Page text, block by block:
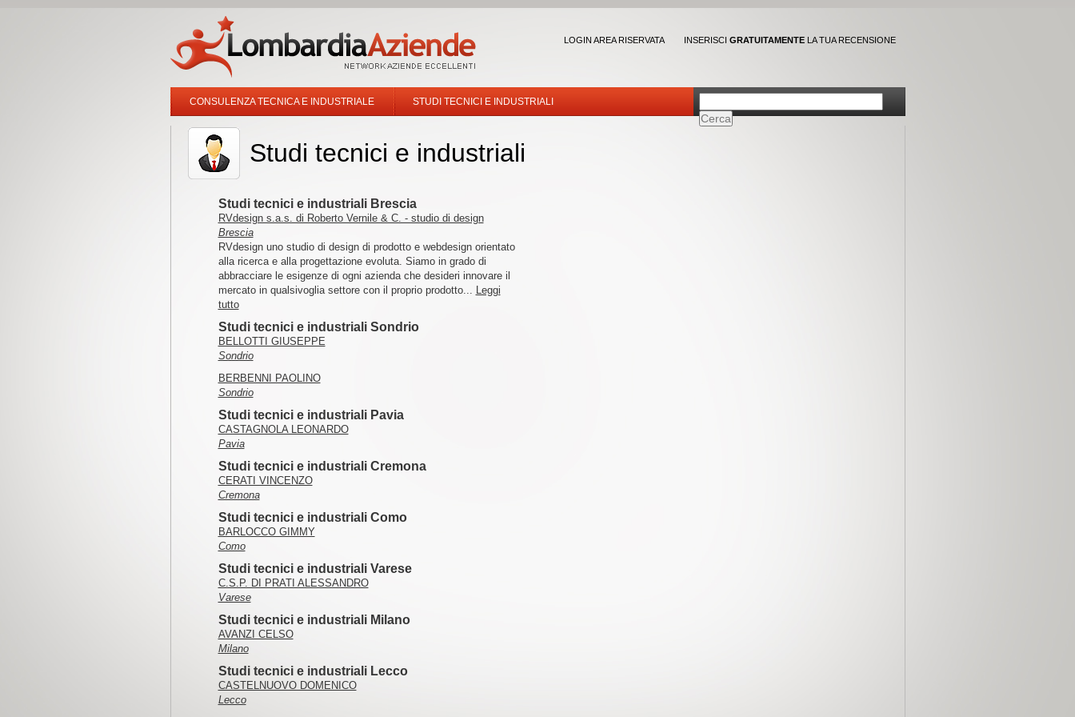
LOGIN AREA RISERVATA INSERISCI GRATUITAMENTELA TUA RECENSIONE
CONSULENZA TECNICA E INDUSTRIALE STUDI TECNICI E INDUSTRIALI
Studi tecnici e industriali
Studi tecnici e industriali Brescia
RVdesign s.a.s. di Roberto Vernile & C. - studio di design
Brescia
RVdesign uno studio di design di prodotto e webdesign orientato
alla ricerca e alla progettazione evoluta. Siamo in grado di
abbracciare le esigenze di ogni azienda che desideri innovare il
mercato in qualsivoglia settore con il proprio prodotto... Leggi
tutto
Studi tecnici e industriali Sondrio
BELLOTTI GIUSEPPE
Sondrio
BERBENNI PAOLINO
Sondrio
Studi tecnici e industriali Pavia
CASTAGNOLA LEONARDO
Pavia
Studi tecnici e industriali Cremona
CERATI VINCENZO
Cremona
Studi tecnici e industriali Como
BARLOCCO GIMMY
Como
Studi tecnici e industriali Varese
C.S.P. DI PRATI ALESSANDRO
Varese
Studi tecnici e industriali Milano
AVANZI CELSO
Milano
Studi tecnici e industriali Lecco
CASTELNUOVO DOMENICO
Lecco